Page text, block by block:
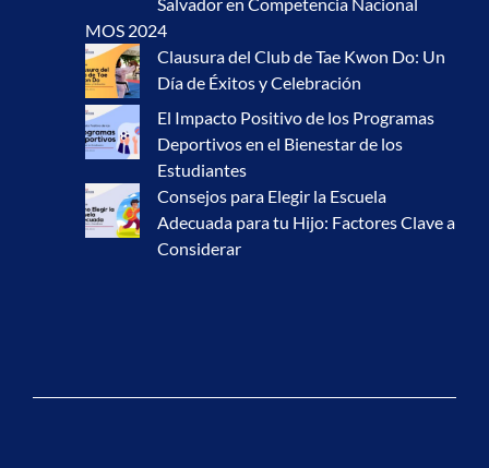
MOS 2024
Clausura del Club de Tae Kwon Do: Un
Día de Éxitos y Celebración
El Impacto Positivo de los Programas
Deportivos en el Bienestar de los
Estudiantes
Consejos para Elegir la Escuela
Adecuada para tu Hijo: Factores Clave a
Considerar